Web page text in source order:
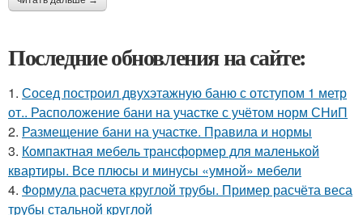
Последние обновления на сайте:
1. Сосед построил двухэтажную баню с отступом 1 метр
от.. Расположение бани на участке с учётом норм СНиП
2. Размещение бани на участке. Правила и нормы
3. Компактная мебель трансформер для маленькой
квартиры. Все плюсы и минусы «умной» мебели
4. Формула расчета круглой трубы. Пример расчёта веса
трубы стальной круглой